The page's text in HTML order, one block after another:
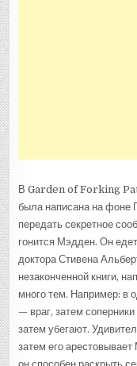
В Garden of Forking
была написана на фоне
передать секретное
гонится Мэдден. Он
доктора Стивена
незаконченной книги,
много тем. Например: в
— враг, затем
затем убегают.
затем его